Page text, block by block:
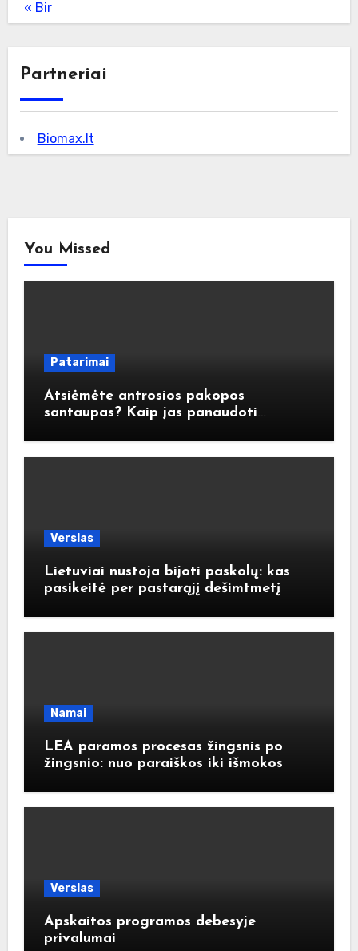
« Bir
Partneriai
Biomax.lt
You Missed
Patarimai
Atsiėmėte antrosios pakopos
santaupas? Kaip jas panaudoti
Verslas
Lietuviai nustoja bijoti paskolų: kas
pasikeitė per pastarąjį dešimtmetį
Namai
LEA paramos procesas žingsnis po
žingsnio: nuo paraiškos iki išmokos
Verslas
Apskaitos programos debesyje
privalumai